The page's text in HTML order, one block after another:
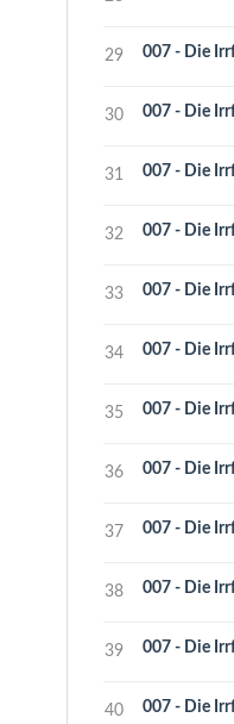
29 007 - Die
30 007 - Die
31 007 - Die
32 007 - Die
33 007 - Die
34 007 - Die
35 007 - Die
36 007 - Die
37 007 - Die
38 007 - Die
39 007 - Die
40 007 - Die